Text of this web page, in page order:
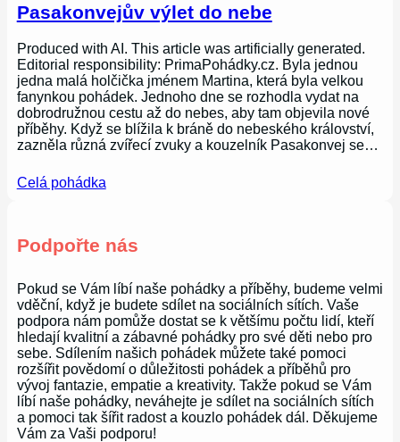
Pasakonvejův výlet do nebe
Produced with AI. This article was artificially generated.
Editorial responsibility: PrimaPohádky.cz. Byla jednou
jedna malá holčička jménem Martina, která byla velkou
fanynkou pohádek. Jednoho dne se rozhodla vydat na
dobrodružnou cestu až do nebes, aby tam objevila nové
příběhy. Když se blížila k bráně do nebeského království,
zazněla různá zvířecí zvuky a kouzelník Pasakonvej se…
Celá pohádka
Podpořte nás
Pokud se Vám líbí naše pohádky a příběhy, budeme velmi
vděční, když je budete sdílet na sociálních sítích. Vaše
podpora nám pomůže dostat se k většímu počtu lidí, kteří
hledají kvalitní a zábavné pohádky pro své děti nebo pro
sebe. Sdílením našich pohádek můžete také pomoci
rozšířit povědomí o důležitosti pohádek a příběhů pro
vývoj fantazie, empatie a kreativity. Takže pokud se Vám
líbí naše pohádky, neváhejte je sdílet na sociálních sítích
a pomoci tak šířit radost a kouzlo pohádek dál. Děkujeme
Vám za Vaši podporu!